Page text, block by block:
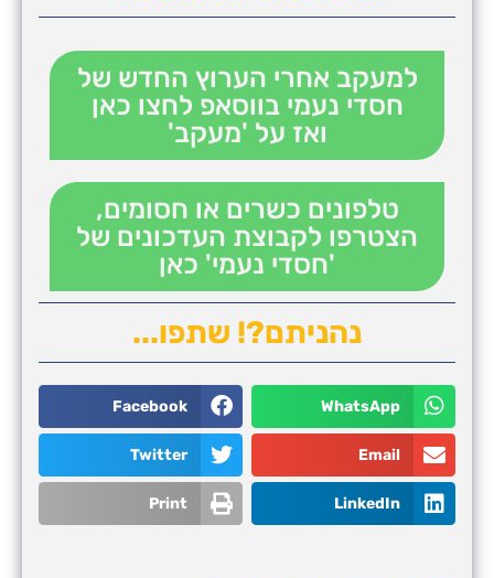
למעקב אחרי הערוץ החדש של
חסדי נעמי בווסאפ לחצו כאן
ואז על 'מעקב'
טלפונים כשרים או חסומים,
הצטרפו לקבוצת העדכונים של
'חסדי נעמי' כאן
נהניתם?! שתפו...
WhatsApp
Facebook
Email
Twitter
LinkedIn
Print